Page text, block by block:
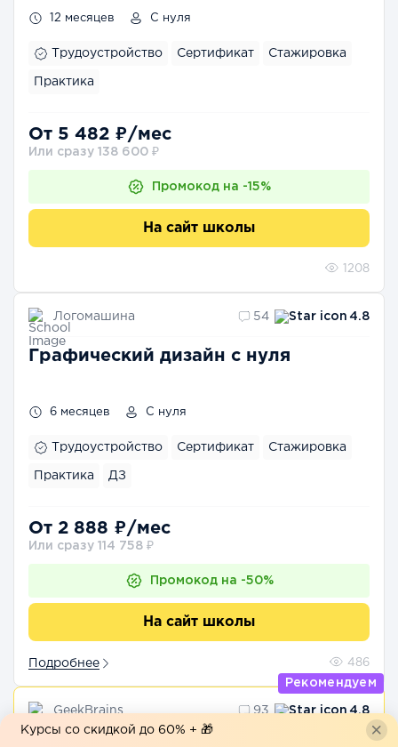
12 месяцев С нуля
Трудоустройство Сертификат Стажировка
Практика
От 5 482 ₽/мес
Или сразу 138 600 ₽
Промокод на -15%
На сайт школы
1208
Логомашина 54 4.8
Графический дизайн с нуля
6 месяцев С нуля
Трудоустройство Сертификат Стажировка
Практика ДЗ
От 2 888 ₽/мес
Или сразу 114 758 ₽
Промокод на -50%
На сайт школы
Подробнее 486
Рекомендуем
GeekBrains 93 4.8
Курсы со скидкой до 60% + 🎁